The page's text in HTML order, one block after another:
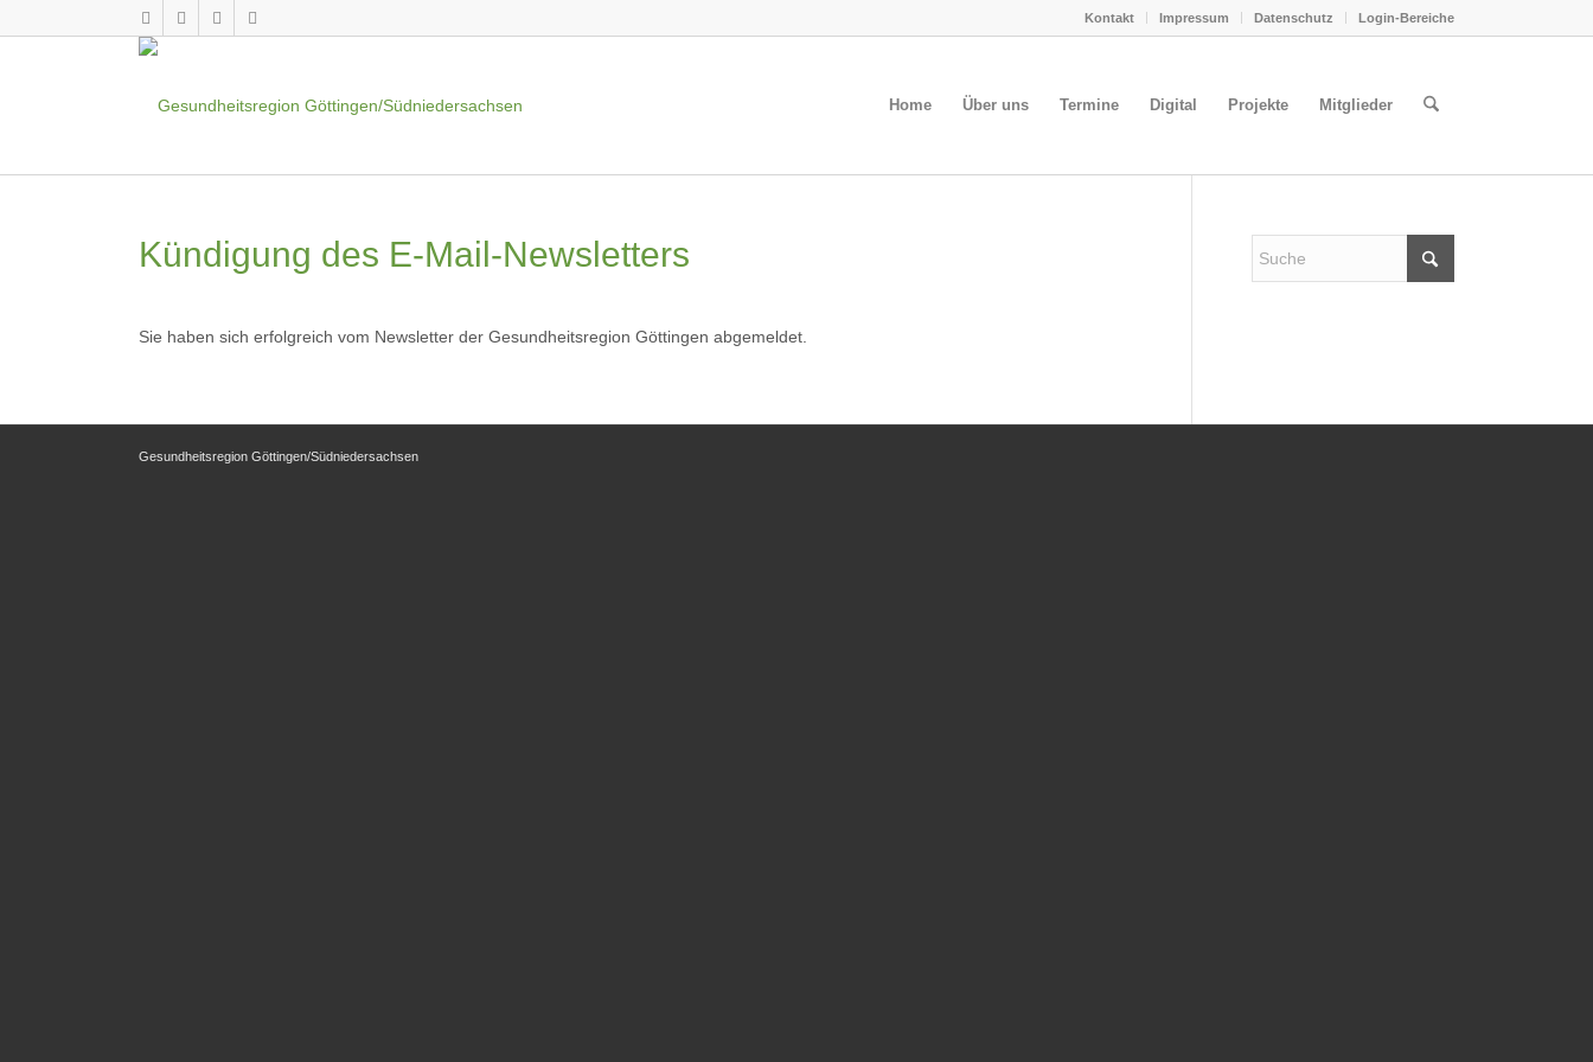
Kontakt Impressum Datenschutz Login-Bereiche
Home Über uns Termine Digital Projekte Mitglieder
Kündigung des E-Mail-Newsletters
Sie haben sich erfolgreich vom Newsletter der Gesundheitsregion Göttingen abgemeldet.
Gesundheitsregion Göttingen/Südniedersachsen